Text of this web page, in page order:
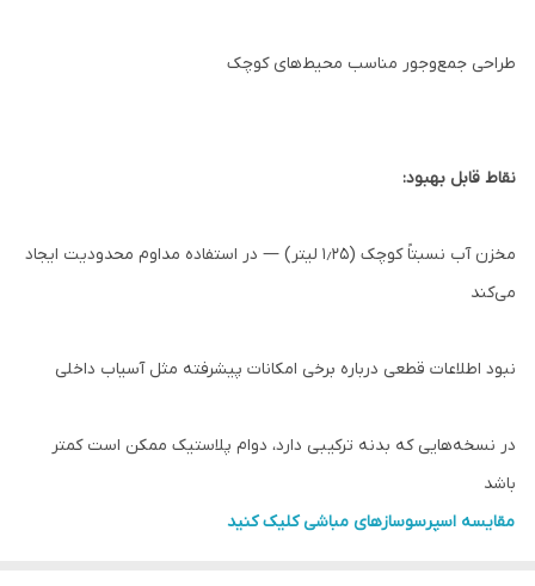
طراحی جمع‌وجور مناسب محیط‌های کوچک
نقاط قابل بهبود:
مخزن آب نسبتاً کوچک (۱٫۲۵ لیتر) — در استفاده مداوم محدودیت ایجاد
می‌کند
نبود اطلاعات قطعی درباره برخی امکانات پیشرفته مثل آسیاب داخلی
در نسخه‌هایی که بدنه ترکیبی دارد، دوام پلاستیک ممکن است کمتر
باشد
مقایسه اسپرسوسازهای مباشی کلیک کنید